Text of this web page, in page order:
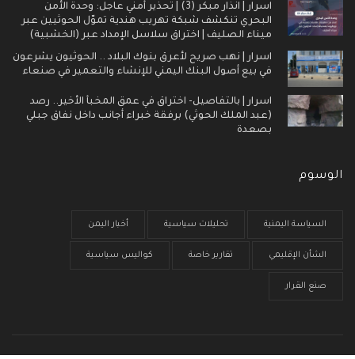
اسرار | انذار مبكر (3) | تحذير أمني عاجل: وحدة الأمن
البحري تنكشف شبكة تهريب هندية تموّل الحوثيين عبر
ميناء الصليف | اختراق سلاسل الإمداد عبر (الخشبية)
اسرار | نهب صريح لأعرق بنوك البلاد .. الحوثيون يشرعون
في بيع أصول البنك اليمني للإنشاء والتعمير في صنعاء
اسرار | بالتفاصيل- اختراق في عمق المخبأ الأخير.. رصد
(عبد الملك الحوثي) برفقة خبراء أجانب داخل نفاق جبلي
بصعدة
الوسوم
السياسة اليمنية تحليلات سياسية أخبار اليمن
الشأن الإقليمي تقارير خاصة كواليس سياسية
صنع القرار